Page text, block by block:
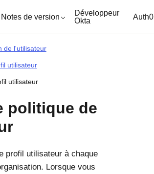
Notes de version
Développeur
Okta
Auth0
de l'utilisateur
utilisateur
utilisateur
politique de
profil utilisateur à chaque
Lorsque vous